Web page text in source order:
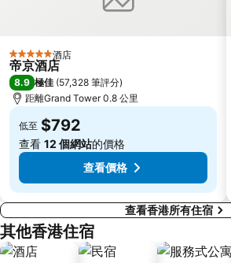
深圳站
深圳野生
大梅沙海濱公園
Lamma Island
Tin Hau Metro Station
九龍塘
5 星級 酒店
帝京酒店
8.9 極佳 (57,328 筆評分)
距離Grand Tower 0.8 公里
低至 $792
查看 12 個網站的價格
查看價格
查看香港所有住宿
其他香港住宿